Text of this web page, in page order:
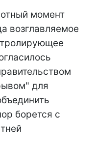
момент
возглавляемое
для
борется с